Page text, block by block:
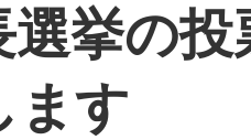
選挙の
ます